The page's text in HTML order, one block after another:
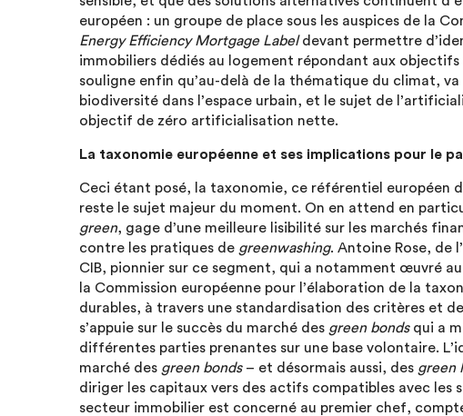
européen : un groupe de place sous les auspices de la
Energy Efficiency Mortgage Labeldevant permettre
immobiliers dédiés au logement répondant aux objectifs
souligne enfin qu’au-delà de la thématique du climat,
biodiversité dans l’espace urbain, et le sujet de
objectif de zéro artificialisation nette.
La taxonomie européenne et ses implications pour le
Ceci étant posé, la taxonomie, ce référentiel européen
reste le sujet majeur du moment. On en attend en
green, gage d’une meilleure lisibilité sur les marchés
contre les pratiques de greenwashing. Antoine Rose, de
CIB, pionnier sur ce segment, qui a notamment œuvré au
la Commission européenne pour l’élaboration de la
durables, à travers une standardisation des critères et
s’appuie sur le succès du marché des green bondsqui a
différentes parties prenantes sur une base volontaire.
marché des green bonds– et désormais aussi, des green
diriger les capitaux vers des actifs compatibles avec les
secteur immobilier est concerné au premier chef,